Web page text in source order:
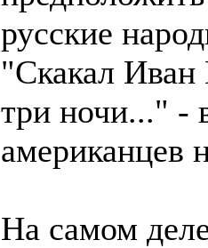
русские
"Скакал Иван
три ночи..." -
американцев
На самом